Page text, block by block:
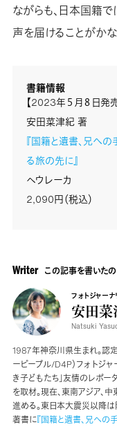
ながらも、日本国籍
声を届けることがか
書籍情報
【2023年５月８日発
安田菜津紀 著
『国籍と遺書、兄へ
る旅の先に』
ヘウレーカ
2,090円（税込）
Writer この記事を書いた
フォトジャーナ
安田
Natsuki
1987年神奈川県生まれ。認
ーピープル/D4P）フォトジャ
き子どもたち」友情のレポ
を取材。現在、東南アジア、
進める。東日本大震災以降
著書に『国籍と遺書、兄への